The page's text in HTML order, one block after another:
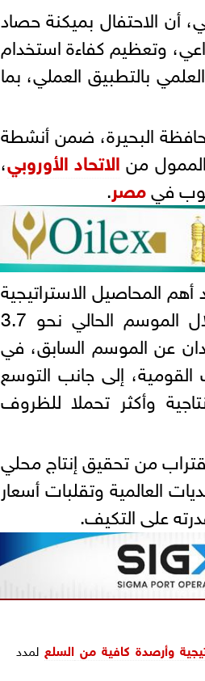
أن الاحتفال بميكنة حصاد
وتعظيم كفاءة استخدام
بالتطبيق العملي، بما
البحيرة، ضمن أنشطة
الاتحاد الأوروبي،
فيمصر.
المحاصيل الاستراتيجية
في مصر، حيث بلغت المساحة المنزرعة خلال الموسم الحالي نحو 3.7
تقدر بحوالي 600 ألف فدان عن الموسم السابق، في
القومية، إلى جانب التوسع
وأكثر تحملا للظروف
من تحقيق إنتاج محلي
العالمية وتقلبات أسعار
على التكيف.
وأرصدة كافية من السلع لمدد